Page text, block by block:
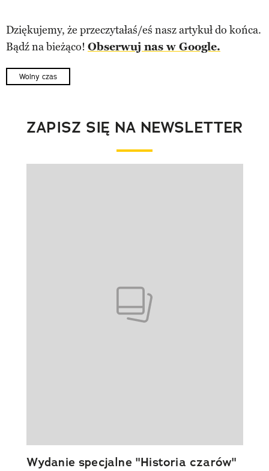
Dziękujemy, że przeczytałaś/eś nasz artykuł do końca.
Bądź na bieżąco! Obserwuj nas w Google.
Wolny czas
ZAPISZ SIĘ NA NEWSLETTER
Wydanie specjalne "Historia czarów"